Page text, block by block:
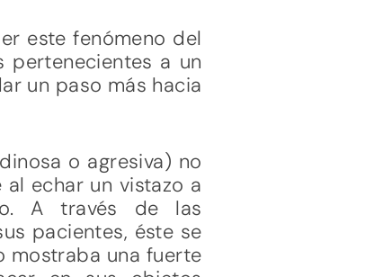
este fenómeno del
pertenecientes a un
un paso más hacia
o agresiva) no
echar un vistazo a
A través de las
pacientes, éste se
mostraba una fuerte